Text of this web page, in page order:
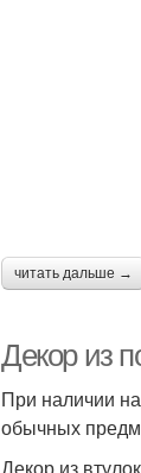
читать дальше →
Декор из
При наличии
обычных